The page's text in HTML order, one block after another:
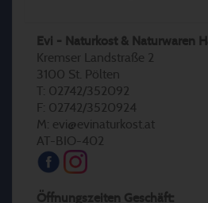
Evi - Naturkost & Naturwaren
Kremser Landstraße 2
3100 St. Pölten
T: 02742/352092
F: 02742/3520924
M: evi@evinaturkost.at
AT-BIO-402
Öffnungszeiten Geschäft: